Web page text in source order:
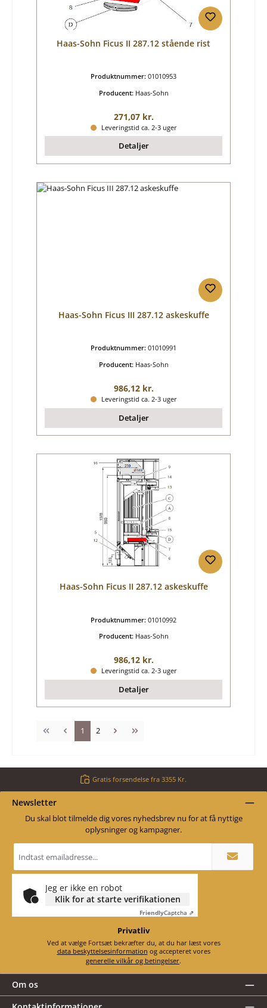
Haas-Sohn Ficus II 287.12 stående rist
Produktnummer: 01010953
Producent: Haas-Sohn
Almindelig pris:
271,07 kr.
Leveringstid ca. 2-3 uger
Detaljer
Haas-Sohn Ficus III 287.12 askeskuffe
Produktnummer: 01010991
Producent: Haas-Sohn
Almindelig pris:
986,12 kr.
Leveringstid ca. 2-3 uger
Detaljer
Haas-Sohn Ficus II 287.12 askeskuffe
Produktnummer: 01010992
Producent: Haas-Sohn
Almindelig pris:
986,12 kr.
Leveringstid ca. 2-3 uger
Detaljer
Side
1 Side
2
Gratis forsendelse fra 3355 Kr.
Newsletter
Du skal blot tilmelde dig vores nyhedsbrev nu for at få nyttige
oplysninger og kampagner.
adresse
*
Jeg er ikke en robot
Klik for at starte verifikationen
FriendlyCaptcha ⇗
Privatliv
Ved at vælge Fortsæt bekræfter du, at du har læst vores
data beskyttelsesinformation
og accepteret vores
generelle vilkår og betingelser.
Om os